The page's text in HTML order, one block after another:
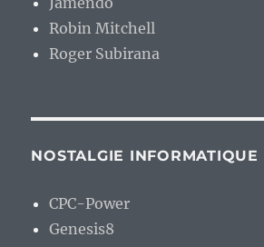
Robin Mitchell
Roger Subirana
NOSTALGIE INFORMATIQUE
CPC-Power
Genesis8